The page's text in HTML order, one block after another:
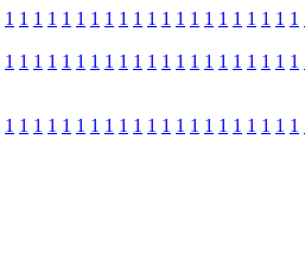
1 1 1 1 1 1 1 1 1 1 1 1 1 1 1 1 1 1 1 1 1
1 1 1 1 1 1 1 1 1 1 1 1 1 1 1 1 1 1 1 1 1
1 1 1 1 1 1 1 1 1 1 1 1 1 1 1 1 1 1 1 1 1